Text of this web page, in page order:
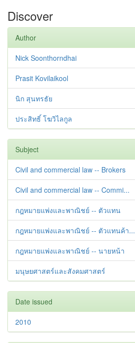
Discover
Author
Nick Soonthorndhai
Prasit Kovilaikool
นิก สุนทรธัย
ประสิทธิ์ โฆวิไลกูล
Subject
Civil and commercial law -- Brokers
Civil and commercial law -- Commi...
กฎหมายแพ่งและพาณิชย์ -- ตัวแทน
กฎหมายแพ่งและพาณิชย์ -- ตัวแทนค้า...
กฎหมายแพ่งและพาณิชย์ -- นายหน้า
มนุษยศาสตร์และสังคมศาสตร์
Date issued
2010